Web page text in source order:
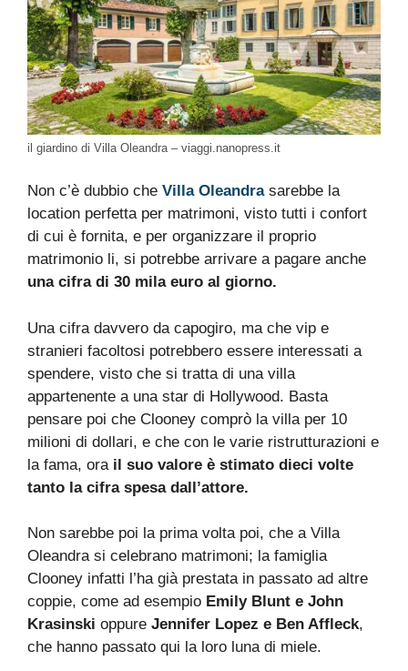
il giardino di Villa Oleandra – viaggi.nanopress.it
Non c’è dubbio che Villa Oleandrasarebbe la
location perfetta per matrimoni, visto tutti i confort
di cui è fornita, e per organizzare il proprio
matrimonio li, si potrebbe arrivare a pagare anche
una cifra di 30 mila euro al giorno.
Una cifra davvero da capogiro, ma che vip e
stranieri facoltosi potrebbero essere interessati a
spendere, visto che si tratta di una villa
appartenente a una star di Hollywood. Basta
pensare poi che Clooney comprò la villa per 10
milioni di dollari, e che con le varie ristrutturazioni e
la fama, orail suo valore è stimato dieci volte
tanto la cifra spesa dall’attore.
Non sarebbe poi la prima volta poi, che a Villa
Oleandra si celebrano matrimoni; la famiglia
Clooney infatti l’ha già prestata in passato ad altre
coppie, come ad esempio Emily Blunt e John
Krasinski oppure Jennifer Lopez e Ben Affleck,
che hanno passato qui la loro luna di miele.